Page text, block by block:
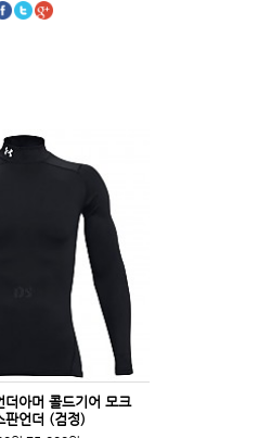
아머 콜드기어 모크
판언더 (검정)